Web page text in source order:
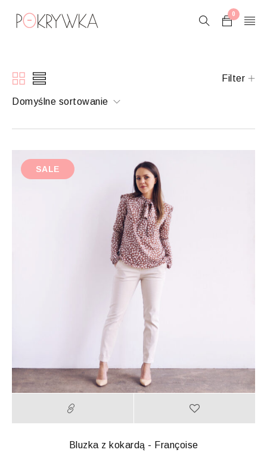
0
Filter
Domyślne sortowanie
SALE
Bluzka z kokardą - Françoise